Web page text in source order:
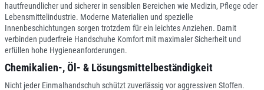
hautfreundlicher und sicherer in sensiblen Bereichen wie Medizin, Pflege oder
Lebensmittelindustrie. Moderne Materialien und spezielle
Innenbeschichtungen sorgen trotzdem für ein leichtes Anziehen. Damit
verbinden puderfreie Handschuhe Komfort mit maximaler Sicherheit und
erfüllen hohe Hygieneanforderungen.
Chemikalien-, Öl- & Lösungsmittelbeständigkeit
Nicht jeder Einmalhandschuh schützt zuverlässig vor aggressiven Stoffen.